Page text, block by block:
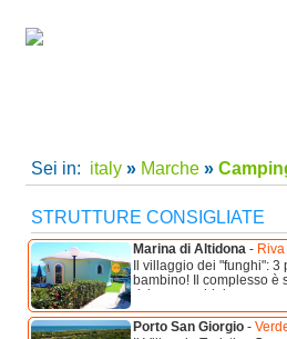
Sei in: italy» Marche»
STRUTTURE CONSIGLIATE
Marina di Altidona-
Il villaggio dei "funghi":
bambino! Il complesso è
riviera marchigiana, ...
Porto San Giorgio-